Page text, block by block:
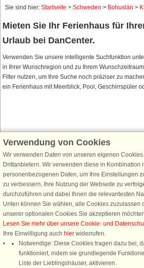
Sie sind hier: Startseite > Schweden > Bohuslän >
Mieten Sie Ihr Ferienhaus für
Urlaub bei DanCenter.
Verwenden Sie unsere intelligente Suchfunktion
in Ihrer Wunschregion und zu Ihrem
Filter nutzen, um Ihre Suche noch präziser zu
ein Ferienhaus mit Meerblick, Pool, Geschirrspüler
Schließen Sie sich 100.000 Ferienhaus-Fans
Willkommensgutschein von
Ferienhausurlaub - melden Sie sich einfach für
an. Verpassen Sie nie wieder exklusive
Urlaubstipps!
Newsletter abonnieren
Verwendung von Cookies
Wir verwenden Daten von unseren eigenen
Drittanbietern. Wir verwenden diese in Kombination
personenbezogenen Daten, um Ihre Einstellungen
zu verbessern, Ihre Nutzung der Webseite zu
durchzuführen und dabei Ihnen die relevantesten
Unten können Sie wählen, alle Cookies zuzulassen
unserer optionalen Cookies Sie akzeptieren möchten.
Lesen Sie mehr über unsere Cookie- und
Ihre Einwilligung auch hier widerrufen.
Notwendige: Diese Cookies tragen dazu bei,
funktioniert, indem sie grundlegende
Liste der Lieblingshäuser, aktivieren.